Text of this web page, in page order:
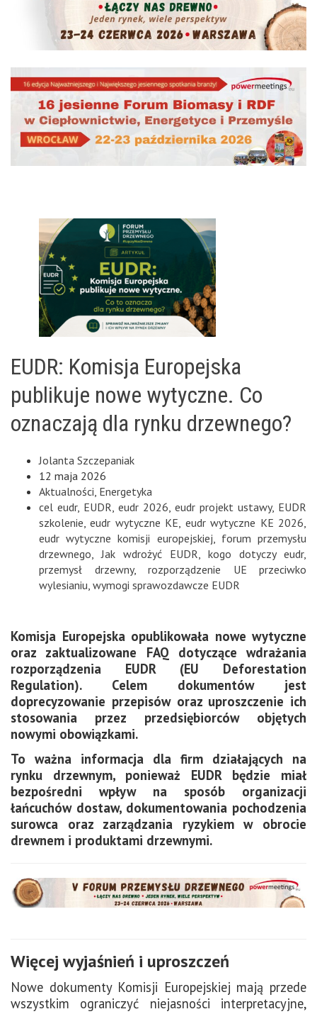
EUDR: Komisja Europejska
publikuje nowe wytyczne. Co
oznaczają dla rynku drzewnego?
Jolanta Szczepaniak
12 maja 2026
Aktualności Energetyka
cel eudr, EUDR eudr 2026 eudr projekt ustawy, EUDR
szkolenie ,eudr wytyczne KE eudr wytyczne KE 2026
eudr wytyczne komisji europejskiej
forum przemysłu
drzewnego
Jak wdrożyć EUDR kogo dotyczy eudr,
przemysł drzewny, rozporządzenie UE przeciwko
wylesianiu wymogi sprawozdawcze EUDR
Komisja Europejska opublikowała nowe wytyczne
oraz zaktualizowane FAQ dotyczące wdrażania
rozporządzenia EUDR (EU Deforestation
Regulation). Celem dokumentów jest
doprecyzowanie przepisów oraz uproszczenie ich
stosowania przez przedsiębiorców objętych
nowymi obowiązkami.
To ważna informacja dla firm działających na
rynku drzewnym, ponieważ EUDR będzie miał
bezpośredni wpływ na sposób organizacji
łańcuchów dostaw, dokumentowania pochodzenia
surowca oraz zarządzania ryzykiem w obrocie
drewnem i produktami drzewnymi.
Więcej wyjaśnień i uproszczeń
Nowe dokumenty Komisji Europejskiej mają przede
wszystkim ograniczyć niejasności interpretacyjne,